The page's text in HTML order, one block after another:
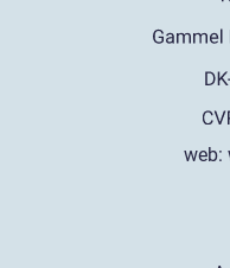
web: